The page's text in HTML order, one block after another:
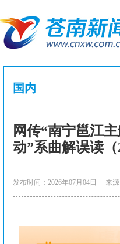
国内
网传“南宁邕江
动”系曲解误读（
发布时间：2026年07月04日 来源